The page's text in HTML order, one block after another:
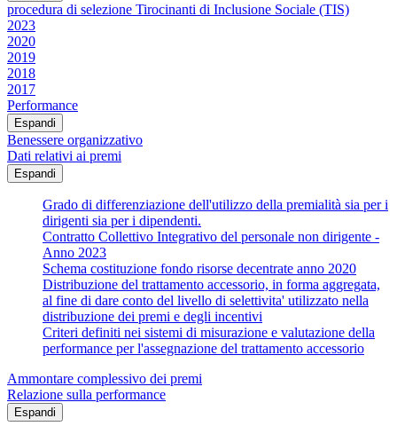
procedura di selezione Tirocinanti di Inclusione Sociale (TIS)
2023
2020
2019
2018
2017
Performance
Espandi
Benessere organizzativo
Dati relativi ai premi
Espandi
Grado di differenziazione dell'utilizzo della premialità sia per i
dirigenti sia per i dipendenti.
Contratto Collettivo Integrativo del personale non dirigente -
Anno 2023
Schema costituzione fondo risorse decentrate anno 2020
Distribuzione del trattamento accessorio, in forma aggregata,
al fine di dare conto del livello di selettivita' utilizzato nella
distribuzione dei premi e degli incentivi
Criteri definiti nei sistemi di misurazione e valutazione della
performance per l'assegnazione del trattamento accessorio
Ammontare complessivo dei premi
Relazione sulla performance
Espandi